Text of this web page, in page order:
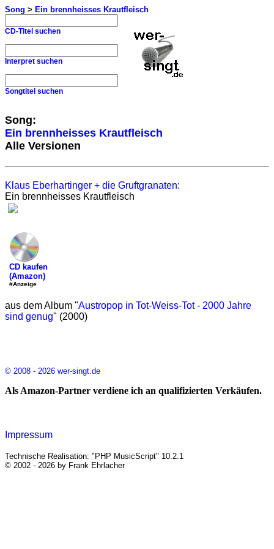
Song > Ein brennheisses Krautfleisch
CD-Titel suchen
Interpret suchen
Songtitel suchen
Song:
Ein brennheisses Krautfleisch
Alle Versionen
Klaus Eberhartinger + die Gruftgranaten:
Ein brennheisses Krautfleisch
CD kaufen
(Amazon)
#Anzeige
aus dem Album "Austropop in Tot-Weiss-Tot - 2000 Jahre
sind genug" (2000)
© 2008 - 2026 wer-singt.de
Als Amazon-Partner verdiene ich an qualifizierten Verkäufen.
Impressum
Technische Realisation: "PHP MusicScript" 10.2.1
© 2002 - 2026 by Frank Ehrlacher